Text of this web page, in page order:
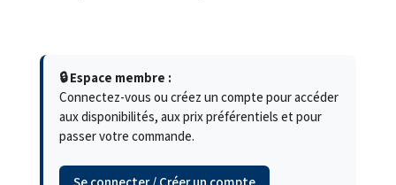
🔒 Espace membre :
Connectez-vous ou créez un compte pour accéder
aux disponibilités, aux prix préférentiels et pour
passer votre commande.